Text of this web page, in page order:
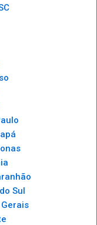
Sul